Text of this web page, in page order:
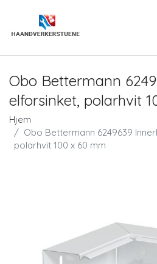
Obo Bettermann
elforsinket, polarhvit
Hjem
Obo Bettermann 6249639
polarhvit 100 x 60 mm